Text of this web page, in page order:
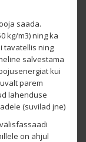
saada.
kg/m3) ning ka
tavatellis ning
salvestama
kui
parem
lahenduse
(suvilad jne)
on ahjul